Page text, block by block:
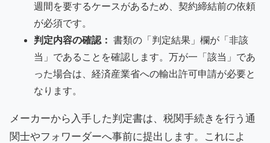
週間を要するケースがあるため、契約締結前の依頼
が必須です。
判定内容の確認： 書類の「判定結果」欄が「非該
当」であることを確認します。万が一「該当」であ
った場合は、経済産業省への輸出許可申請が必要と
なります。
メーカーから入手した判定書は、税関手続きを行う通
関士やフォワーダーへ事前に提出します。これによ